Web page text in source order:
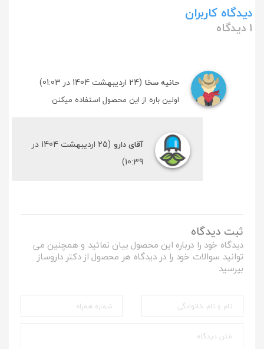
دیدگاه کاربران
1 دیدگاه
حانیه سخا (24 اردیبهشت 1404 در 01:03)
اولین باره از این محصول استفاده میکنن
آقای دارو
(25 اردیبهشت 1404 در
10:39)
ثبت دیدگاه
دیدگاه خود را درباره این محصول بیان نمائید و همچنین می
توانید سوالات خود را در دیدگاه هر محصول از دکتر داروساز
بپرسید